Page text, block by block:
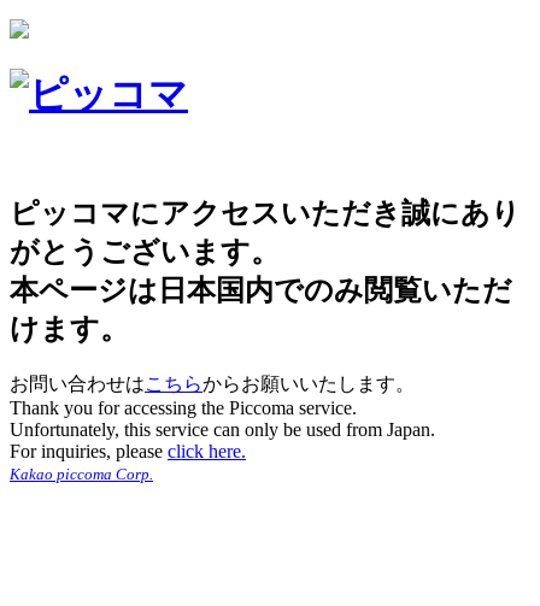
ピッコマにアクセスいただき誠にあり
がとうございます。
本ページは日本国内でのみ閲覧いただ
けます。
お問い合わせはこちらからお願いいたします。
Thank you for accessing the Piccoma service.
Unfortunately, this service can only be used from Japan.
For inquiries, please click here.
Kakao piccoma Corp.